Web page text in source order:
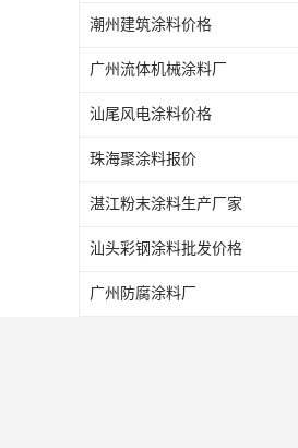
潮州建筑涂料价格
广州流体机械涂料厂
汕尾风电涂料价格
珠海聚涂料报价
湛江粉末涂料生产厂家
汕头彩钢涂料批发价格
广州防腐涂料厂